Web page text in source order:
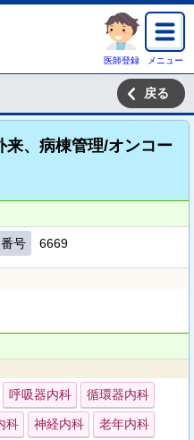
医師登録 メニュー
戻る
来、病棟管理/オンコー
号 6669
呼吸器内科 循環器内科
科 神経内科 老年内科